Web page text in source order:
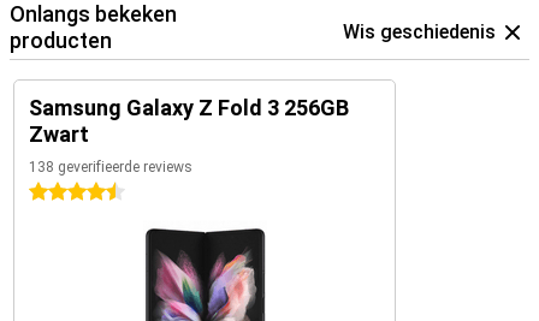
Onlangs bekeken
producten
Wis geschiedenis
Samsung Galaxy Z Fold 3 256GB
Zwart
138 geverifieerde reviews
4.5 sterren